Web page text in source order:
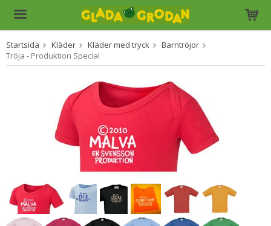
Produkten har blivit tillagd i varukorgen
Startsida Kläder Kläder med tryck
Barntröjor
Tröja - Produktion Special